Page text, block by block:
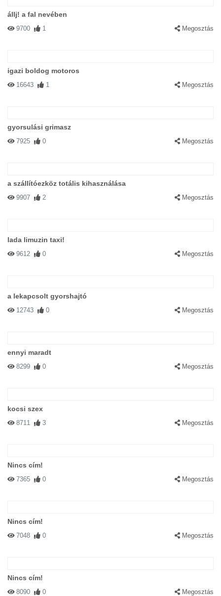
állj! a fal nevében
9700 1 Megosztás
igazi boldog motoros
16643 1 Megosztás
gyorsulási grimasz
7925 0 Megosztás
a szállítóezköz totális kihasználása
9907 2 Megosztás
lada limuzin taxi!
9612 0 Megosztás
a lekapcsolt gyorshajtó
12743 0 Megosztás
ennyi maradt
8299 0 Megosztás
kocsi szex
8711 3 Megosztás
Nincs cím!
7365 0 Megosztás
Nincs cím!
7048 0 Megosztás
Nincs cím!
8090 0 Megosztás